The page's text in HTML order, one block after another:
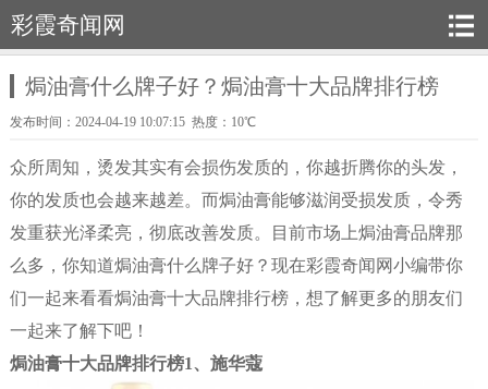
彩霞奇闻网
焗油膏什么牌子好？焗油膏十大品牌排行榜
发布时间：2024-04-19 10:07:15 热度：10℃
众所周知，烫发其实有会损伤发质的，你越折腾你的头发，
你的发质也会越来越差。而焗油膏能够滋润受损发质，令秀
发重获光泽柔亮，彻底改善发质。目前市场上焗油膏品牌那
么多，你知道焗油膏什么牌子好？现在彩霞奇闻网小编带你
们一起来看看焗油膏十大品牌排行榜，想了解更多的朋友们
一起来了解下吧！
焗油膏十大品牌排行榜1、施华蔻